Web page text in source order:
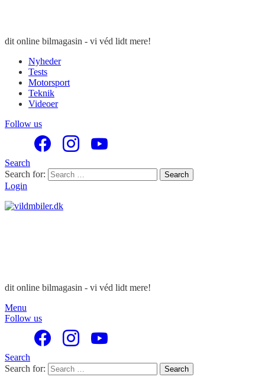
dit online bilmagasin - vi véd lidt mere!
Nyheder
Tests
Motorsport
Teknik
Videoer
Follow us
Search
Search for:
Search
Login
dit online bilmagasin - vi véd lidt mere!
Menu
Follow us
Search
Search for:
Search